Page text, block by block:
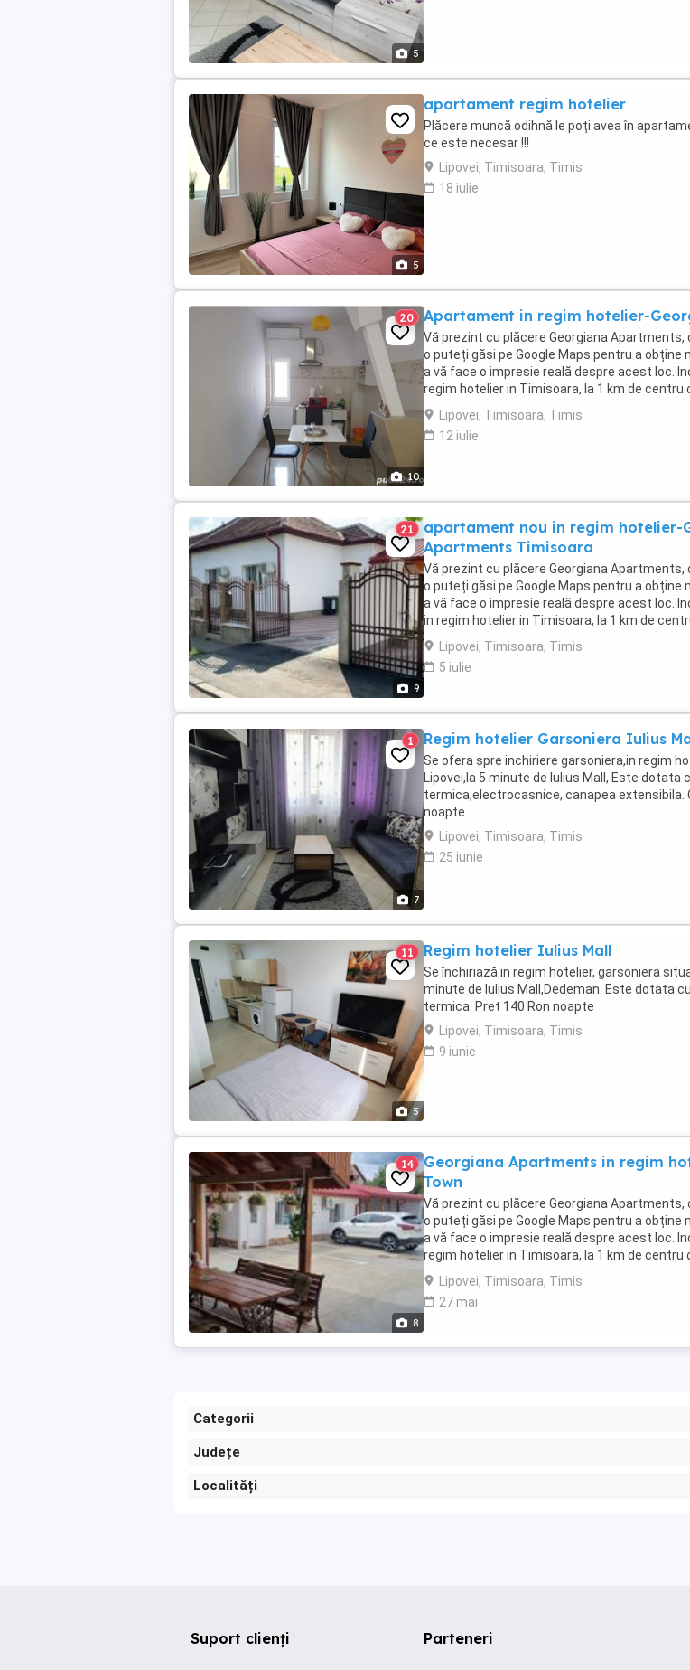
5
5
apartament regim hotelier
Plăcere muncă odihnă le poți avea în
ce este necesar !!!
Lipovei, Timisoara, Timis
18 iulie
10
20 Apartament in regim hotelier-
Vă prezint cu plăcere Georgiana Apartments,
o puteți găsi pe Google Maps pentru a obține
a vă face o impresie reală despre acest loc.
regim hotelier in Timisoara, la 1 km de centru
Iulius Mall Timisoara ...
Lipovei, Timisoara, Timis
12 iulie
9
21
apartament nou in regim hotelier-
Apartments Timisoara
Vă prezint cu plăcere Georgiana Apartments,
o puteți găsi pe Google Maps pentru a obține
a vă face o impresie reală despre acest loc.
in regim hotelier in Timisoara, la 1 km de
Town. Locația ...
Lipovei, Timisoara, Timis
5 iulie
7
1 Regim hotelier Garsoniera Iulius
Se ofera spre inchiriere garsoniera,in regim
Lipovei,la 5 minute de Iulius Mall, Este dotata
termica,electrocasnice, canapea extensibila.
noapte
Lipovei, Timisoara, Timis
25 iunie
5
11 Regim hotelier Iulius Mall
Se închiriază in regim hotelier, garsoniera
minute de Iulius Mall,Dedeman. Este dotata
termica. Pret 140 Ron noapte
Lipovei, Timisoara, Timis
9 iunie
8
14
Georgiana Apartments in regim
Town
Vă prezint cu plăcere Georgiana Apartments,
o puteți găsi pe Google Maps pentru a obține
a vă face o impresie reală despre acest loc.
regim hotelier in Timisoara, la 1 km de centru
Town. Locația e la ...
Lipovei, Timisoara, Timis
27 mai
Categorii
Județe
Localități
Suport clienți Parteneri